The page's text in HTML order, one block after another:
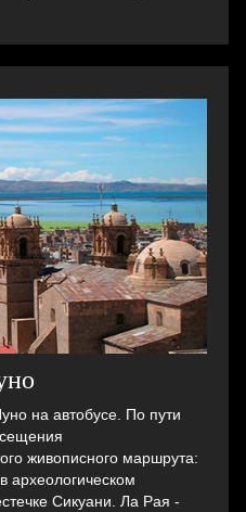
на автобусе. По пути
живописного маршрута:
археологическом
Сикуани. Ла Рая -